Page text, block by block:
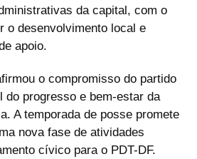
da capital, com o
o desenvolvimento local e
apoio.
o compromisso do partido
do progresso e bem-estar da
A temporada de posse promete
nova fase de atividades
cívico para o PDT-DF.